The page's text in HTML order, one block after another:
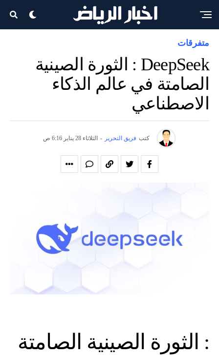
متفرقات
DeepSeek : الثورة الصينية
الصامتة في عالم الذكاء
الاصطناعي
كتب فريق التحرير - الثلاثاء 28 يناير 6:16 ص
: الثورة الصينية الصامتة